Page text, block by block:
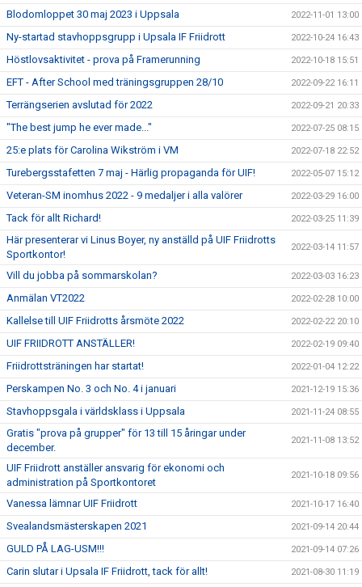
Blodomloppet 30 maj 2023 i Uppsala 2022-11-01 13:00
Ny-startad stavhoppsgrupp i Upsala IF Friidrott 2022-10-24 16:43
Höstlovsaktivitet - prova på Framerunning 2022-10-18 15:51
EFT - After School med träningsgruppen 28/10 2022-09-22 16:11
Terrängserien avslutad för 2022 2022-09-21 20:33
"The best jump he ever made..." 2022-07-25 08:15
25:e plats för Carolina Wikström i VM 2022-07-18 22:52
Turebergsstafetten 7 maj - Härlig propaganda för UIF! 2022-05-07 15:12
Veteran-SM inomhus 2022 - 9 medaljer i alla valörer 2022-03-29 16:00
Tack för allt Richard! 2022-03-25 11:39
Här presenterar vi Linus Boyer, ny anställd på UIF Friidrotts
Sportkontor!
2022-03-14 11:57
Vill du jobba på sommarskolan? 2022-03-03 16:23
Anmälan VT2022 2022-02-28 10:00
Kallelse till UIF Friidrotts årsmöte 2022 2022-02-22 20:10
UIF FRIIDROTT ANSTÄLLER! 2022-02-19 09:40
Friidrottsträningen har startat! 2022-01-04 12:22
Perskampen No. 3 och No. 4 i januari 2021-12-19 15:36
Stavhoppsgala i världsklass i Uppsala 2021-11-24 08:55
Gratis "prova på grupper" för 13 till 15 åringar under
december.
2021-11-08 13:52
UIF Friidrott anställer ansvarig för ekonomi och
administration på Sportkontoret
2021-10-18 09:56
Vanessa lämnar UIF Friidrott 2021-10-17 16:40
Svealandsmästerskapen 2021 2021-09-14 20:44
GULD PÅ LAG-USM!!! 2021-09-14 07:26
Carin slutar i Upsala IF Friidrott, tack för allt! 2021-08-30 11:19